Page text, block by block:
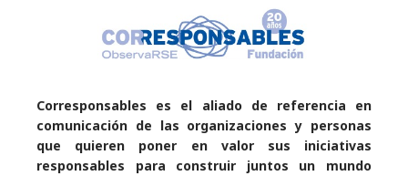
Corresponsables es el aliado de referencia en
comunicación de las organizaciones y personas
que quieren poner en valor sus iniciativas
responsables para construir juntos un mundo